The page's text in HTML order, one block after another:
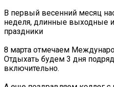
В первый весенний месяц
неделя, длинные выходные
праздники ⠀
8 марта отмечаем
Отдыхать будем 3 дня
включительно.